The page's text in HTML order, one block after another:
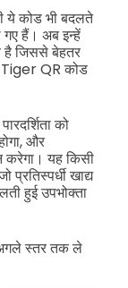
ये कोड भी बदलते
गए हैं। अब इन्हें
जिससे बेहतर
Tiger QR कोड
को
और
करेगा। यह किसी
खाद्य
हुई उपभोक्ता
स्तर तक ले